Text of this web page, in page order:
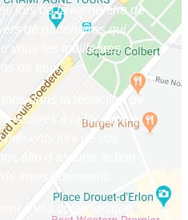
lors de la recherche de
de partenaires qui
vous les meilleures
de taux.
dans la rédaction de
à la location et
présents lors de vos
afin d’assurer le bon
investissements.
à vos côtés lorsque